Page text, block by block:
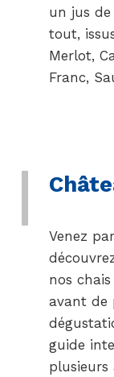
un jus
tout,
Merlot,
Franc,
Venez
nos
avant de
guide
plusieurs